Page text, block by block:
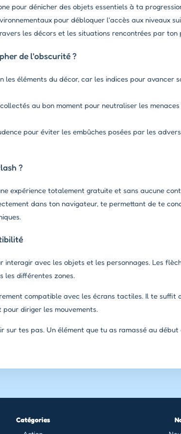
pour dénicher des objets essentiels à ta
pour débloquer l'accès aux niveaux
les décors et les situations rencontrées par ton
de l'obscurité ?
les éléments du décor, car les indices pour avancer
au bon moment pour neutraliser les
pour éviter les embûches posées par les
?
expérience totalement gratuite et sans aucune
dans ton navigateur, te permettant de te
interagir avec les objets et les personnages. Les
les différentes zones.
compatible avec les écrans tactiles. Il te suffit
diriger les mouvements.
sur tes pas. Un élément que tu as ramassé au
Catégories